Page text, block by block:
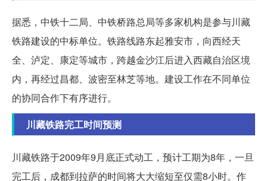
据悉，中铁十二局、中铁桥路总局等多家机构是参与川藏
铁路建设的中标单位。铁路线路东起雅安市，向西经天
全、泸定、康定等城市，跨越金沙江后进入西藏自治区境
内，再经过昌都、波密至林芝等地。建设工作在不同单位
的协同合作下有序进行。
川藏铁路完工时间预测
川藏铁路于2009年9月底正式动工，预计工期为8年，一旦
完工后，成都到拉萨的时间将大大缩短至仅需8小时。作